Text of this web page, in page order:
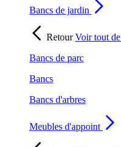
Bancs de jardin
RetourVoir tout de
Bancs de parc
Bancs
Bancs d'arbres
Meubles d'appoint